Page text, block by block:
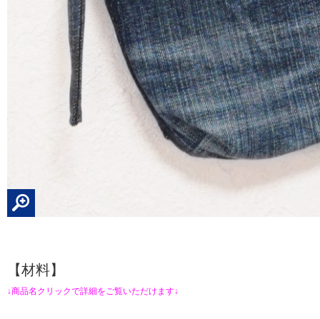
【材料】
↓商品名クリックで詳細をご覧いただけます↓